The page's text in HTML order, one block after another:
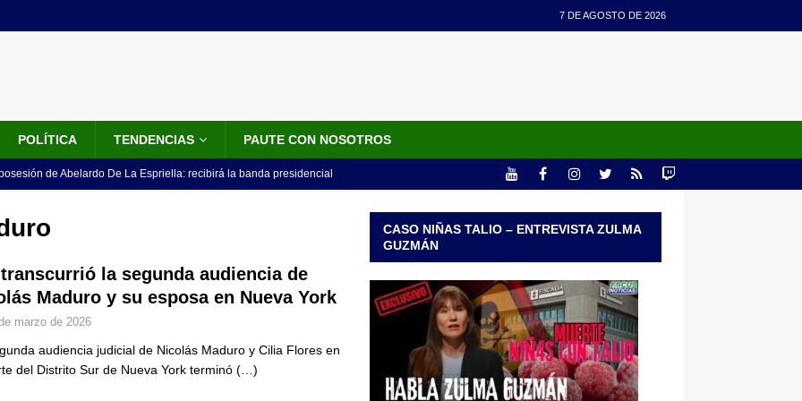
7 DE AGOSTO DE 2026
POLÍTICA TENDENCIAS PAUTE CON NOSOTROS
de Abelardo De La Espriella: recibirá la banda presidencial
no asistirá a la posesión de Abelardo de la Espriella y llama a
LO ÚLTIMO
detrás de la banda presidencial que portará Abelardo De La
de un sastre colombiano reconocido en el mundo
Fiscalía amplía investigación por presunto lavado de activos y
la segunda audiencia de
Maduro y su esposa en Nueva York
marzo de 2026
audiencia judicial de Nicolás Maduro y Cilia Flores en
del Distrito Sur de Nueva York terminó (…)
CASO NIÑAS TALIO – ENTREVISTA ZULMA
GUZMÁN